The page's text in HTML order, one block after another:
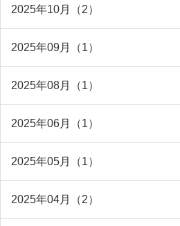
2025年10月（2）
2025年09月（1）
2025年08月（1）
2025年06月（1）
2025年05月（1）
2025年04月（2）